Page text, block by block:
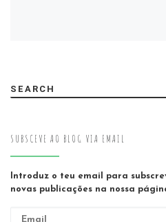
SEARCH
SUBSCEVE AO BLOG VIA EMAIL
Introduz o teu email para
novas publicações na nossa